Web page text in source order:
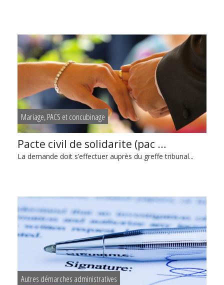
Mariage, PACS et concubinage
Pacte civil de solidarite (pac …
La demande doit s’effectuer auprès du greffe tribunal...
Autres démarches administratives